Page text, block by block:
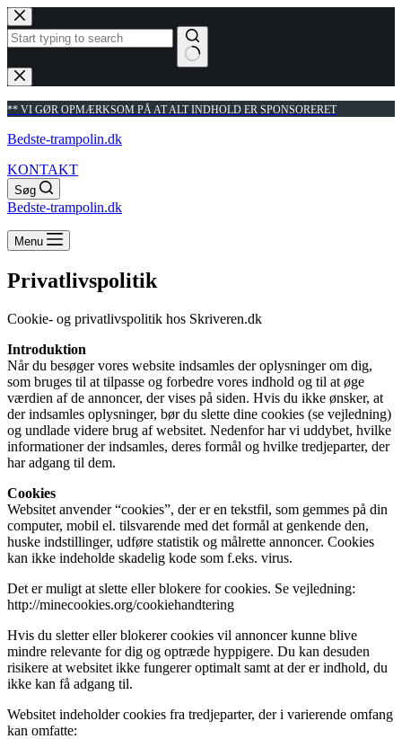
Fortsæt
til
indhold
Ingen
resultater
** VI GØR OPMÆRKSOM PÅ AT ALT INDHOLD ER SPONSORERET
Bedste-trampolin.dk
KONTAKT
Søg
Bedste-trampolin.dk
Menu
Privatlivspolitik
Cookie- og privatlivspolitik hos Skriveren.dk
Introduktion
Når du besøger vores website indsamles der oplysninger om dig,
som bruges til at tilpasse og forbedre vores indhold og til at øge
værdien af de annoncer, der vises på siden. Hvis du ikke ønsker, at
der indsamles oplysninger, bør du slette dine cookies (se vejledning)
og undlade videre brug af websitet. Nedenfor har vi uddybet, hvilke
informationer der indsamles, deres formål og hvilke tredjeparter, der
har adgang til dem.
Cookies
Websitet anvender “cookies”, der er en tekstfil, som gemmes på din
computer, mobil el. tilsvarende med det formål at genkende den,
huske indstillinger, udføre statistik og målrette annoncer. Cookies
kan ikke indeholde skadelig kode som f.eks. virus.
Det er muligt at slette eller blokere for cookies. Se vejledning:
http://minecookies.org/cookiehandtering
Hvis du sletter eller blokerer cookies vil annoncer kunne blive
mindre relevante for dig og optræde hyppigere. Du kan desuden
risikere at websitet ikke fungerer optimalt samt at der er indhold, du
ikke kan få adgang til.
Websitet indeholder cookies fra tredjeparter, der i varierende omfang
kan omfatte: